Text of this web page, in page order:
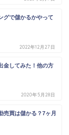
グで儲かるかやって
2022年12月27日
金してみた！他の方
2020年5月28日
売買は儲かる？7ヶ月